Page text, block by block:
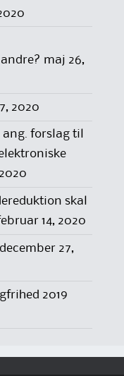
maj 26,
2020
ang. forslag til
skal
14, 2020
december 27,
2019